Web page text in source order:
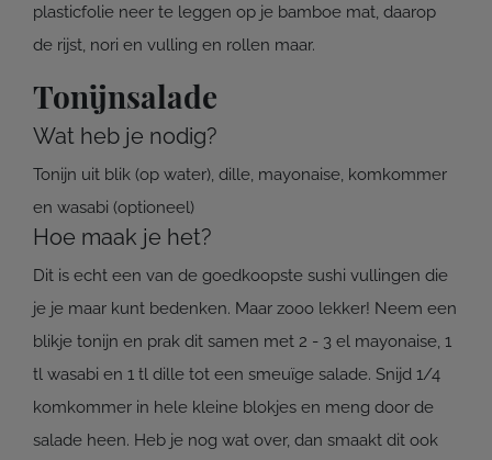
plasticfolie neer te leggen op je bamboe mat, daarop
de rijst, nori en vulling en rollen maar.
Tonijnsalade
Wat heb je nodig?
Tonijn uit blik (op water), dille, mayonaise, komkommer
en wasabi (optioneel)
Hoe maak je het?
Dit is echt een van de goedkoopste sushi vullingen die
je je maar kunt bedenken. Maar zooo lekker! Neem een
blikje tonijn en prak dit samen met 2 - 3 el mayonaise, 1
tl wasabi en 1 tl dille tot een smeuïge salade. Snijd 1/4
komkommer in hele kleine blokjes en meng door de
salade heen. Heb je nog wat over, dan smaakt dit ook